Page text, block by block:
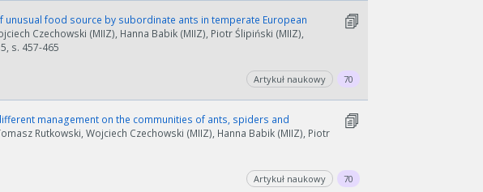
food source by subordinate ants in temperate European
Czechowski (MIIZ), Hanna Babik (MIIZ), Piotr Ślipiński (MIIZ),
s. 457-465
Artykuł naukowy 70
management on the communities of ants, spiders and
Rutkowski, Wojciech Czechowski (MIIZ), Hanna Babik (MIIZ), Piotr
Artykuł naukowy 70